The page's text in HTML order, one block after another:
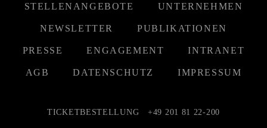
STELLENANGEBOTE UNTERNEHMEN
NEWSLETTER PUBLIKATIONEN
PRESSE ENGAGEMENT INTRANET
AGB DATENSCHUTZ IMPRESSUM
TICKETBESTELLUNG +49 201 81 22-200